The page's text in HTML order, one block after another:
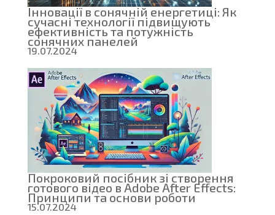
Інновації в сонячній енергетиці: Як
сучасні технології підвищують
ефективність та потужність
сонячних панелей
19.07.2024
Покроковий посібник зі створення
готового відео в Adobe After Effects:
Принципи та основи роботи
15.07.2024